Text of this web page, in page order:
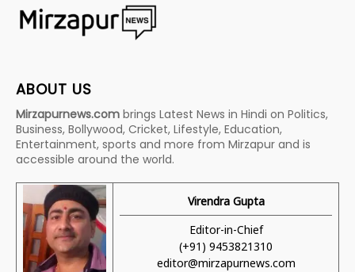
ABOUT US
Mirzapurnews.com brings Latest News in Hindi on Politics,
Business, Bollywood, Cricket, Lifestyle, Education,
Entertainment, sports and more from Mirzapur and is
accessible around the world.
Virendra Gupta
Editor-in-Chief
(+91) 9453821310
editor@mirzapurnews.com